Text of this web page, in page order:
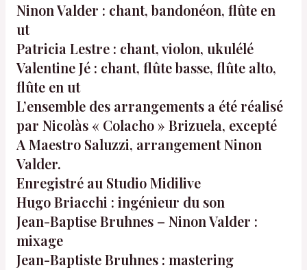
Ninon Valder : chant, bandonéon, flûte en
ut
Patricia Lestre : chant, violon, ukulélé
Valentine Jé : chant, flûte basse, flûte alto,
flûte en ut
L’ensemble des arrangements a été réalisé
par Nicolàs « Colacho » Brizuela, excepté
A Maestro Saluzzi, arrangement Ninon
Valder.
Enregistré au Studio Midilive
Hugo Briacchi : ingénieur du son
Jean-Baptise Bruhnes – Ninon Valder :
mixage
Jean-Baptiste Bruhnes : mastering